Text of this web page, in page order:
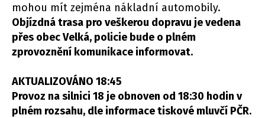
mohou mít zejména nákladní automobily.
Objízdná trasa pro veškerou dopravu je vedena
přes obec Velká, policie bude o plném
zprovoznění komunikace informovat.
AKTUALIZOVÁNO 18:45
Provoz na silnici 18 je obnoven od 18:30 hodin v
plném rozsahu, dle informace tiskové mluvčí PČR.